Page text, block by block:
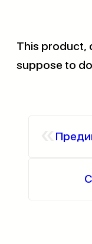
This product,
suppose to